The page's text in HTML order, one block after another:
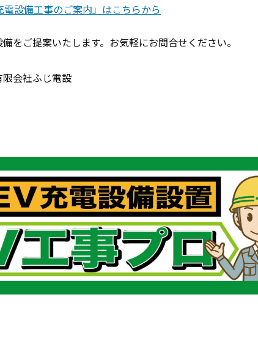
電設備工事のご案内」はこちらから
をご提案いたします。お気軽にお問合せください。
会社ふじ電設